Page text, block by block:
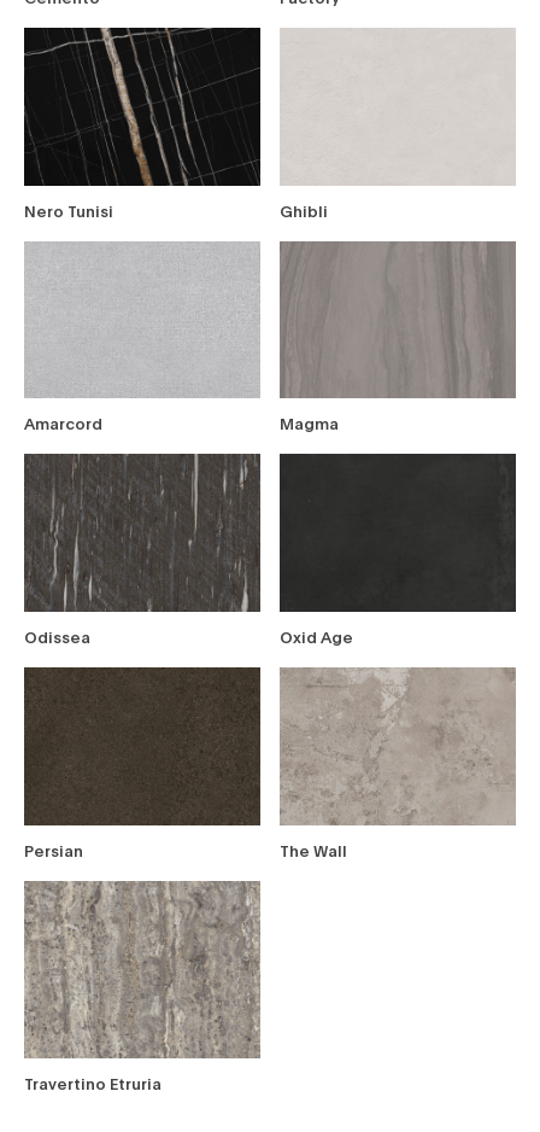
Nero Tunisi Ghibli
Amarcord Magma
Odissea Oxid Age
Persian The Wall
Travertino Etruria